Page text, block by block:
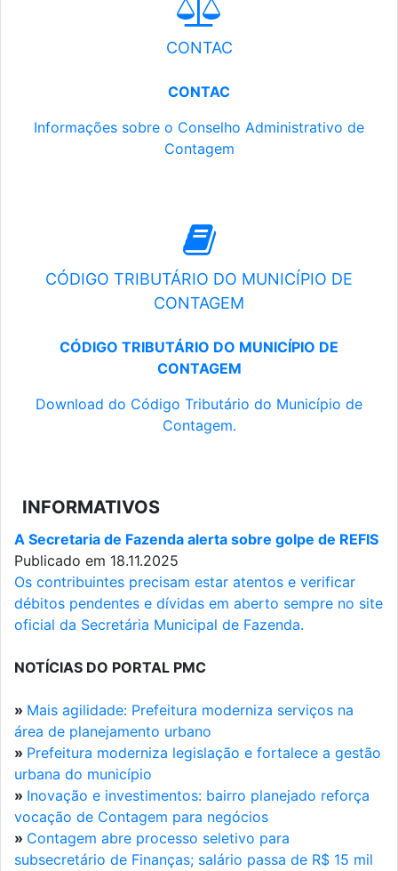
CONTAC
CONTAC
Informações sobre o Conselho Administrativo de
Contagem
CÓDIGO TRIBUTÁRIO DO MUNICÍPIO DE
CONTAGEM
CÓDIGO TRIBUTÁRIO DO MUNICÍPIO DE
CONTAGEM
Download do Código Tributário do Município de
Contagem.
INFORMATIVOS
A Secretaria de Fazenda alerta sobre golpe de REFIS
Publicado em 18.11.2025
Os contribuintes precisam estar atentos e verificar
débitos pendentes e dívidas em aberto sempre no site
oficial da Secretária Municipal de Fazenda.
NOTÍCIAS DO PORTAL PMC
» Mais agilidade: Prefeitura moderniza serviços na
área de planejamento urbano
» Prefeitura moderniza legislação e fortalece a gestão
urbana do município
» Inovação e investimentos: bairro planejado reforça
vocação de Contagem para negócios
» Contagem abre processo seletivo para
subsecretário de Finanças; salário passa de R$ 15 mil